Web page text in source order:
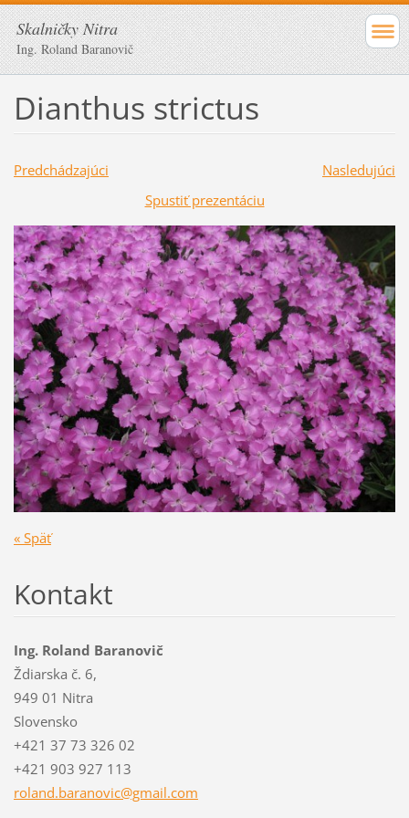
Skalničky Nitra
Ing. Roland Baranovič
Dianthus strictus
Predchádzajúci
Nasledujúci
Spustiť prezentáciu
« Späť
Kontakt
Ing. Roland Baranovič
Ždiarska č. 6,
949 01 Nitra
Slovensko
+421 37 73 326 02
+421 903 927 113
roland.baranovic@gmail.com